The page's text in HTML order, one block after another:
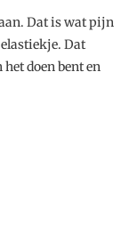
Dat is wat pijn
Dat
doen bent en